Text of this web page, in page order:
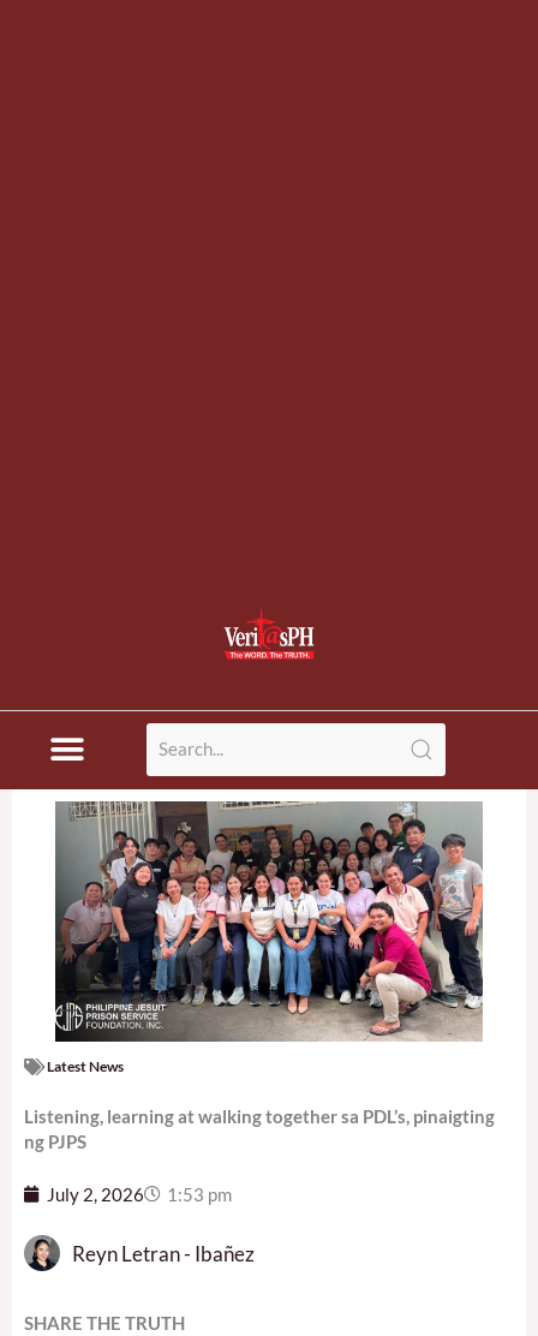
Latest News
Listening, learning at walking together sa PDL’s, pinaigting
ng PJPS
July 2, 2026 1:53 pm
Reyn Letran - Ibañez
SHARE THE TRUTH